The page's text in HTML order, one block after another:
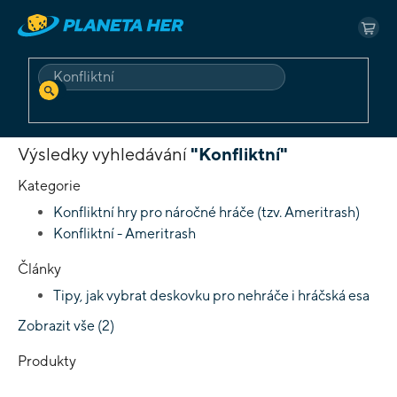
HLEDAT
Výsledky vyhledávání "Konfliktní"
Kategorie
Konfliktní hry pro náročné hráče (tzv. Ameritrash)
Konfliktní - Ameritrash
Články
Tipy, jak vybrat deskovku pro nehráče i hráčská esa
Zobrazit vše (2)
Produkty